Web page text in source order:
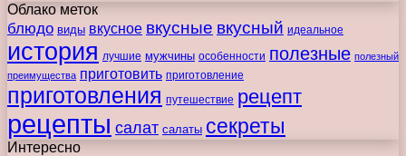
Облако меток
блюдо виды вкусное вкусные вкусный идеальное
история лучшие мужчины особенности полезные полезный
преимущества приготовить приготовление
приготовления путешествие рецепт
рецепты салат салаты секреты
Интересно